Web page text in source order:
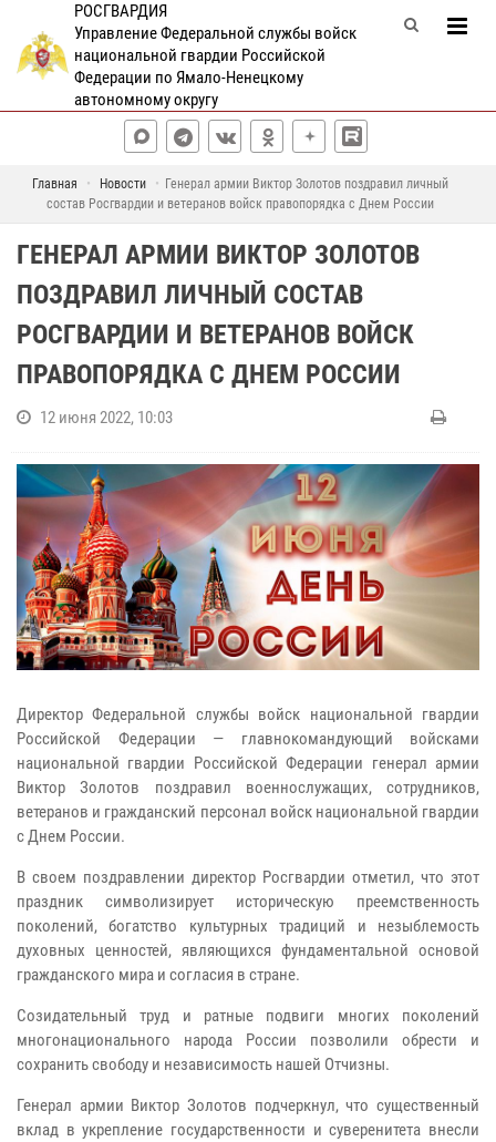
РОСГВАРДИЯ
Управление Федеральной службы войск
национальной гвардии Российской
Федерации по Ямало-Ненецкому
автономному округу
Главная Новости
Генерал армии Виктор Золотов поздравил личный
состав Росгвардии и ветеранов войск правопорядка с Днем России
ГЕНЕРАЛ АРМИИ ВИКТОР ЗОЛОТОВ
ПОЗДРАВИЛ ЛИЧНЫЙ СОСТАВ
РОСГВАРДИИ И ВЕТЕРАНОВ ВОЙСК
ПРАВОПОРЯДКА С ДНЕМ РОССИИ
12 июня 2022, 10:03
Директор Федеральной службы войск национальной гвардии
Российской Федерации — главнокомандующий войсками
национальной гвардии Российской Федерации генерал армии
Виктор Золотов поздравил военнослужащих, сотрудников,
ветеранов и гражданский персонал войск национальной гвардии
с Днем России.
В своем поздравлении директор Росгвардии отметил, что этот
праздник символизирует историческую преемственность
поколений, богатство культурных традиций и незыблемость
духовных ценностей, являющихся фундаментальной основой
гражданского мира и согласия в стране.
Созидательный труд и ратные подвиги многих поколений
многонационального народа России позволили обрести и
сохранить свободу и независимость нашей Отчизны.
Генерал армии Виктор Золотов подчеркнул, что существенный
вклад в укрепление государственности и суверенитета внесли